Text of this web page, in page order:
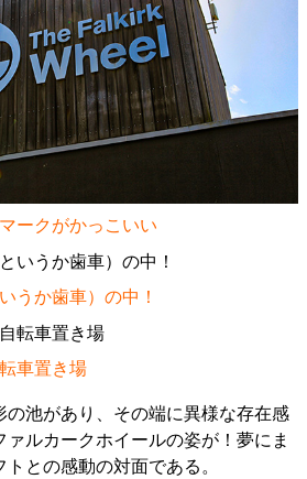
ークがかっこいい
うか歯車）の中！
車置き場
の池があり、その端に異様な存在感
ァルカークホイールの姿が！夢にま
との感動の対面である。